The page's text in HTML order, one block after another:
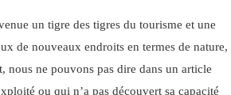
un tigre des tigres du tourisme et une
de nouveaux endroits en termes de nature,
nous ne pouvons pas dire dans un article
ou qui n’a pas découvert sa capacité